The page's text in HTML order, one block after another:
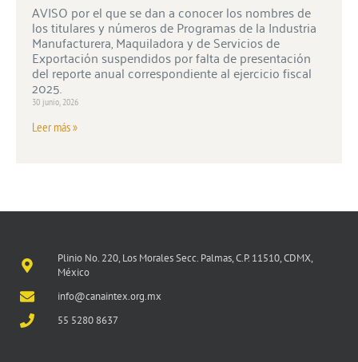
AVISO por el que se dan a conocer los nombres de
los titulares y números de Programas de la Industria
Manufacturera, Maquiladora y de Servicios de
Exportación suspendidos por falta de presentación
del reporte anual correspondiente al ejercicio fiscal
2025.
30 junio, 2026
Leer más »
Plinio No. 220, Los Morales Secc. Palmas, C.P. 11510, CDMX,
México
info@canaintex.org.mx
55 5280 8637